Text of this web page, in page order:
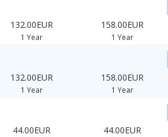
132.00EUR
1 Year
158.00EUR
1 Year
132.00EUR
1 Year
158.00EUR
1 Year
44.00EUR 44.00EUR